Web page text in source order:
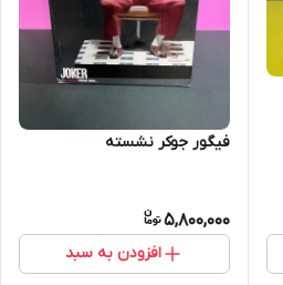
فیگور جوکر نشسته
5,800,000
افزودن به سبد